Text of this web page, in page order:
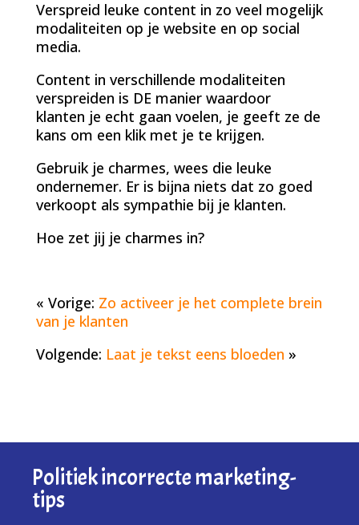
Verspreid leuke content in zo veel mogelijk
modaliteiten op je website en op social
media.
Content in verschillende modaliteiten
verspreiden is DE manier waardoor
klanten je echt gaan voelen, je geeft ze de
kans om een klik met je te krijgen.
Gebruik je charmes, wees die leuke
ondernemer. Er is bijna niets dat zo goed
verkoopt als sympathie bij je klanten.
Hoe zet jij je charmes in?
« Vorige: Zo activeer je het complete brein
van je klanten
Volgende: Laat je tekst eens bloeden »
Politiek incorrecte marketing-
tips